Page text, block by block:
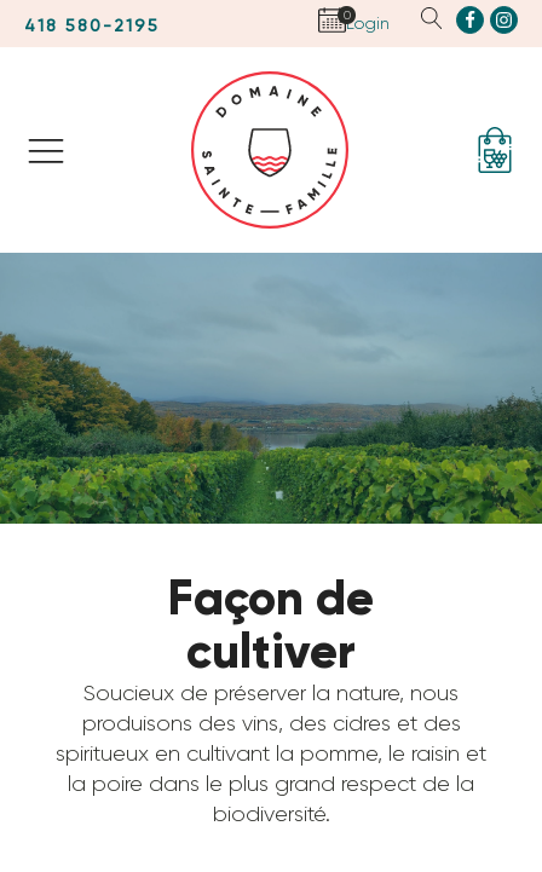
418 580-2195
0Login
Façon de
cultiver
Soucieux de préserver la nature, nous
produisons des vins, des cidres et des
spiritueux en cultivant la pomme, le raisin et
la poire dans le plus grand respect de la
biodiversité.